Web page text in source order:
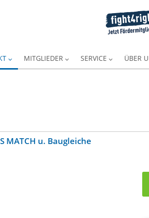
MITGLIEDER SERVICE ÜBER
MATCH u. Baugleiche